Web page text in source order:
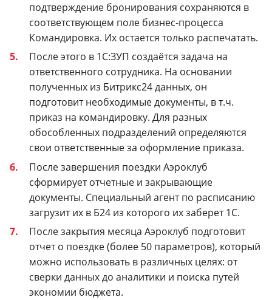
подтверждение бронирования сохраняются в
соответствующем поле бизнес-процесса
Командировка. Их остается только распечатать.
После этого в 1С:ЗУП создаётся задача на
ответственного сотрудника. На основании
полученных из Битрикс24 данных, он
подготовит необходимые документы, в т.ч.
приказ на командировку. Для разных
обособленных подразделений определяются
свои ответственные за оформление приказа.
После завершения поездки Аэроклуб
сформирует отчетные и закрывающие
документы. Специальный агент по расписанию
загрузит их в Б24 из которого их заберет 1С.
После закрытия месяца Аэроклуб подготовит
отчет о поездке (более 50 параметров), который
можно использовать в различных целях: от
сверки данных до аналитики и поиска путей
экономии бюджета.